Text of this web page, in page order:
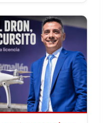
por su dron
un curso para